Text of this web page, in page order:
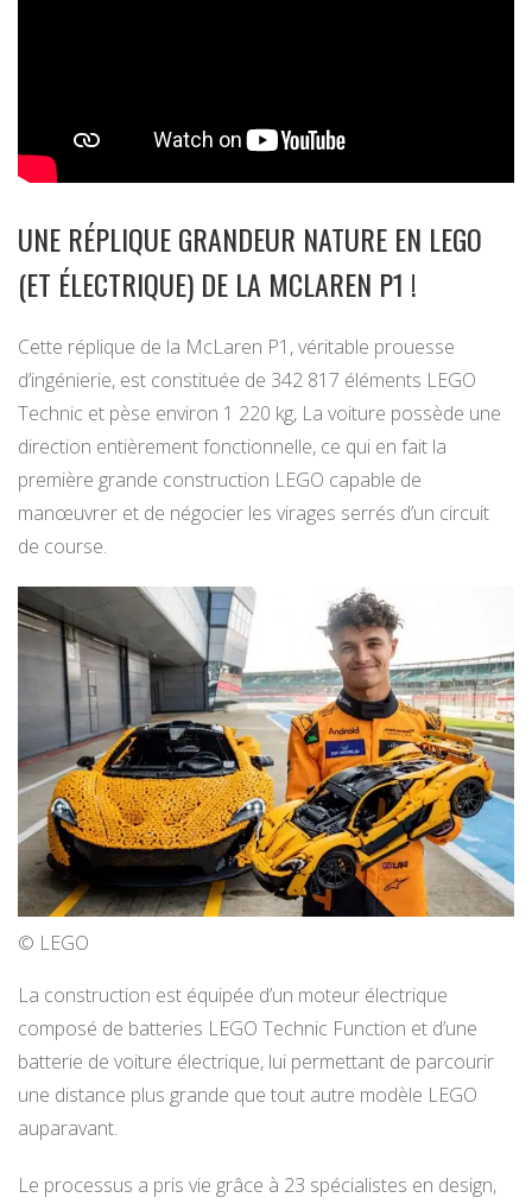
UNE RÉPLIQUE GRANDEUR NATURE EN LEGO
(ET ÉLECTRIQUE) DE LA MCLAREN P1 !
Cette réplique de la McLaren P1, véritable prouesse
d’ingénierie, est constituée de 342 817 éléments LEGO
Technic et pèse environ 1 220 kg, La voiture possède une
direction entièrement fonctionnelle, ce qui en fait la
première grande construction LEGO capable de
manœuvrer et de négocier les virages serrés d’un circuit
de course.
© LEGO
La construction est équipée d’un moteur électrique
composé de batteries LEGO Technic Function et d’une
batterie de voiture électrique, lui permettant de parcourir
une distance plus grande que tout autre modèle LEGO
auparavant.
Le processus a pris vie grâce à 23 spécialistes en design,